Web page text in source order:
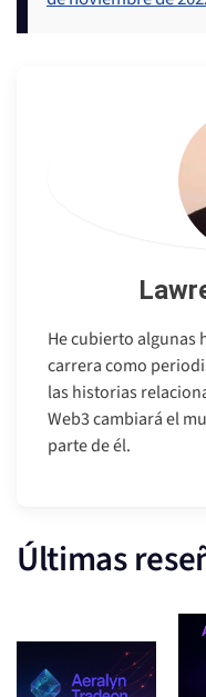
He cubierto algunas
carrera como
las historias
Web3 cambiará el
parte de él.
Últimas